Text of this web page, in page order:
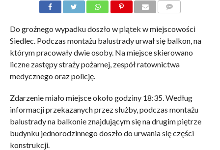
Do groźnego wypadku doszło w piątek w miejscowości
Siedlec. Podczas montażu balustrady urwał się balkon, na
którym pracowały dwie osoby. Na miejsce skierowano
liczne zastępy straży pożarnej, zespół ratownictwa
medycznego oraz policję.
Zdarzenie miało miejsce około godziny 18:35. Według
informacji przekazanych przez służby, podczas montażu
balustrady na balkonie znajdującym się na drugim piętrze
budynku jednorodzinnego doszło do urwania się części
konstrukcji.